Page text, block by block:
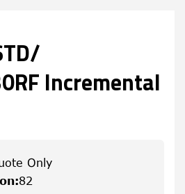
Incremental
Only
:82